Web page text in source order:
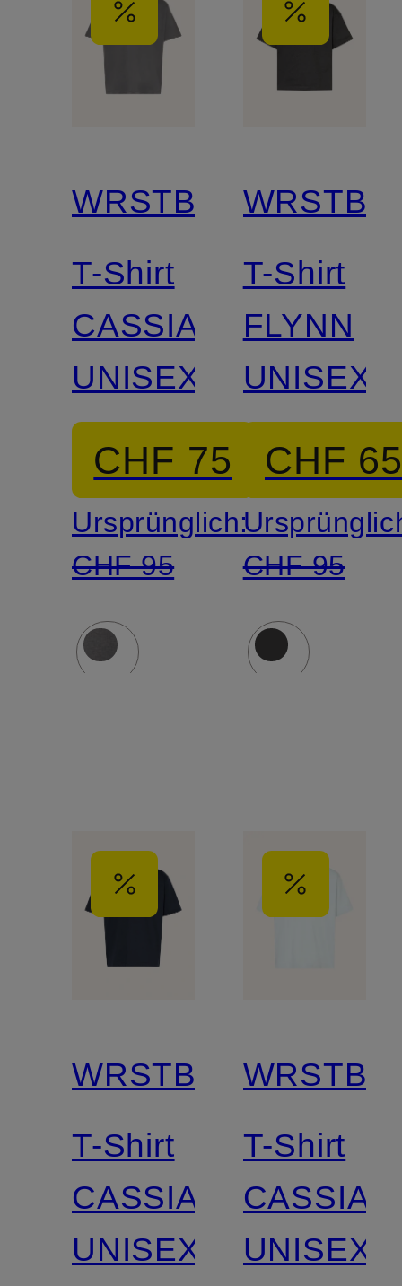
WRSTBHVR
T-Shirt
CASSIAN
UNISEX
CHF 75
Ursprünglich:
CHF 95
T-Shirt
FLYNN
UNISEX
CHF
CHF 95
WRSTBHVR
T-Shirt
CASSIAN
UNISEX
T-Shirt
CASSIAN
UNISEX